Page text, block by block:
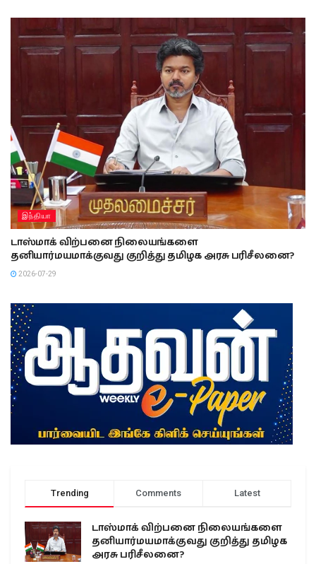
இந்தியா
டாஸ்மாக் விற்பனை நிலையங்களை
தனியார்மயமாக்குவது குறித்து தமிழக அரசு பரிசீலனை?
2026-07-29
Trending Comments Latest
டாஸ்மாக் விற்பனை நிலையங்களை
தனியார்மயமாக்குவது குறித்து தமிழக
அரசு பரிசீலனை?